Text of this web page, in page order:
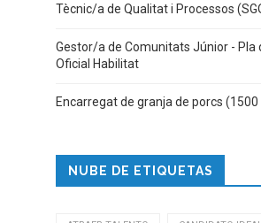
Tècnic/a de Qualitat i Processos
Gestor/a de Comunitats Júnior - Pla
Oficial Habilitat
Encarregat de granja de porcs
NUBE DE ETIQUETAS